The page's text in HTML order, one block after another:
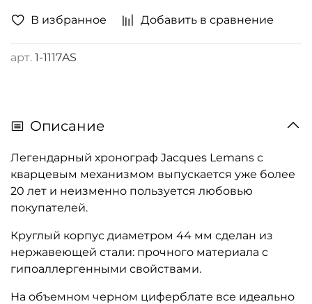
В избранное Добавить в сравнение
арт. 1-1117AS
Описание
Легендарный хронограф Jacques Lemans с
кварцевым механизмом выпускается уже более
20 лет и неизменно пользуется любовью
покупателей.
Круглый корпус диаметром 44 мм сделан из
нержавеющей стали: прочного материала с
гипоаллергенными свойствами.
На объемном черном циферблате все идеально